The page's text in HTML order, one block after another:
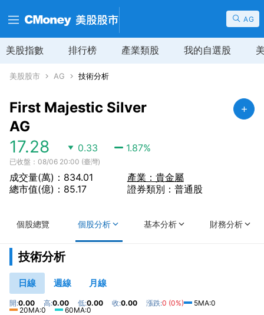
AG
美股指數 排行榜 產業類股 我的自選股
美股股市 AG 技術分析
First Majestic Silver
AG
17.28 0.33 1.87%
已收盤：08/06 20:00 (臺灣)
成交量(萬)：834.01
總市值(億)：85.17
產業：貴金屬
證券類別：普通股
個股總覽 個股分析 基本分析 財務分析
技術分析
日線 週線 月線
開:0.00 高:0.00 低:0.00 收:0.00 漲跌:0 (0%)
5MA:0
20MA:0
60MA:0